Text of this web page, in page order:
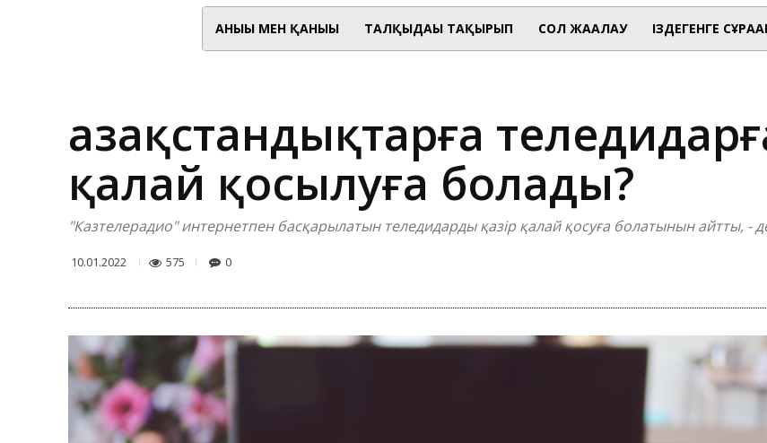
АНЫҒЫ МЕН ҚАНЫҒЫ ТАЛҚЫДАҒЫ ТАҚЫРЫП СОЛ ЖАҒАЛАУ ІЗДЕГЕНГЕ
Қазақстандықтарға
қалай қосылуға болады?
"Казтелерадио" интернетпен басқарылатын теледидарды қазір қалай қосуға болатынын айтты, -
10.01.2022 575 0